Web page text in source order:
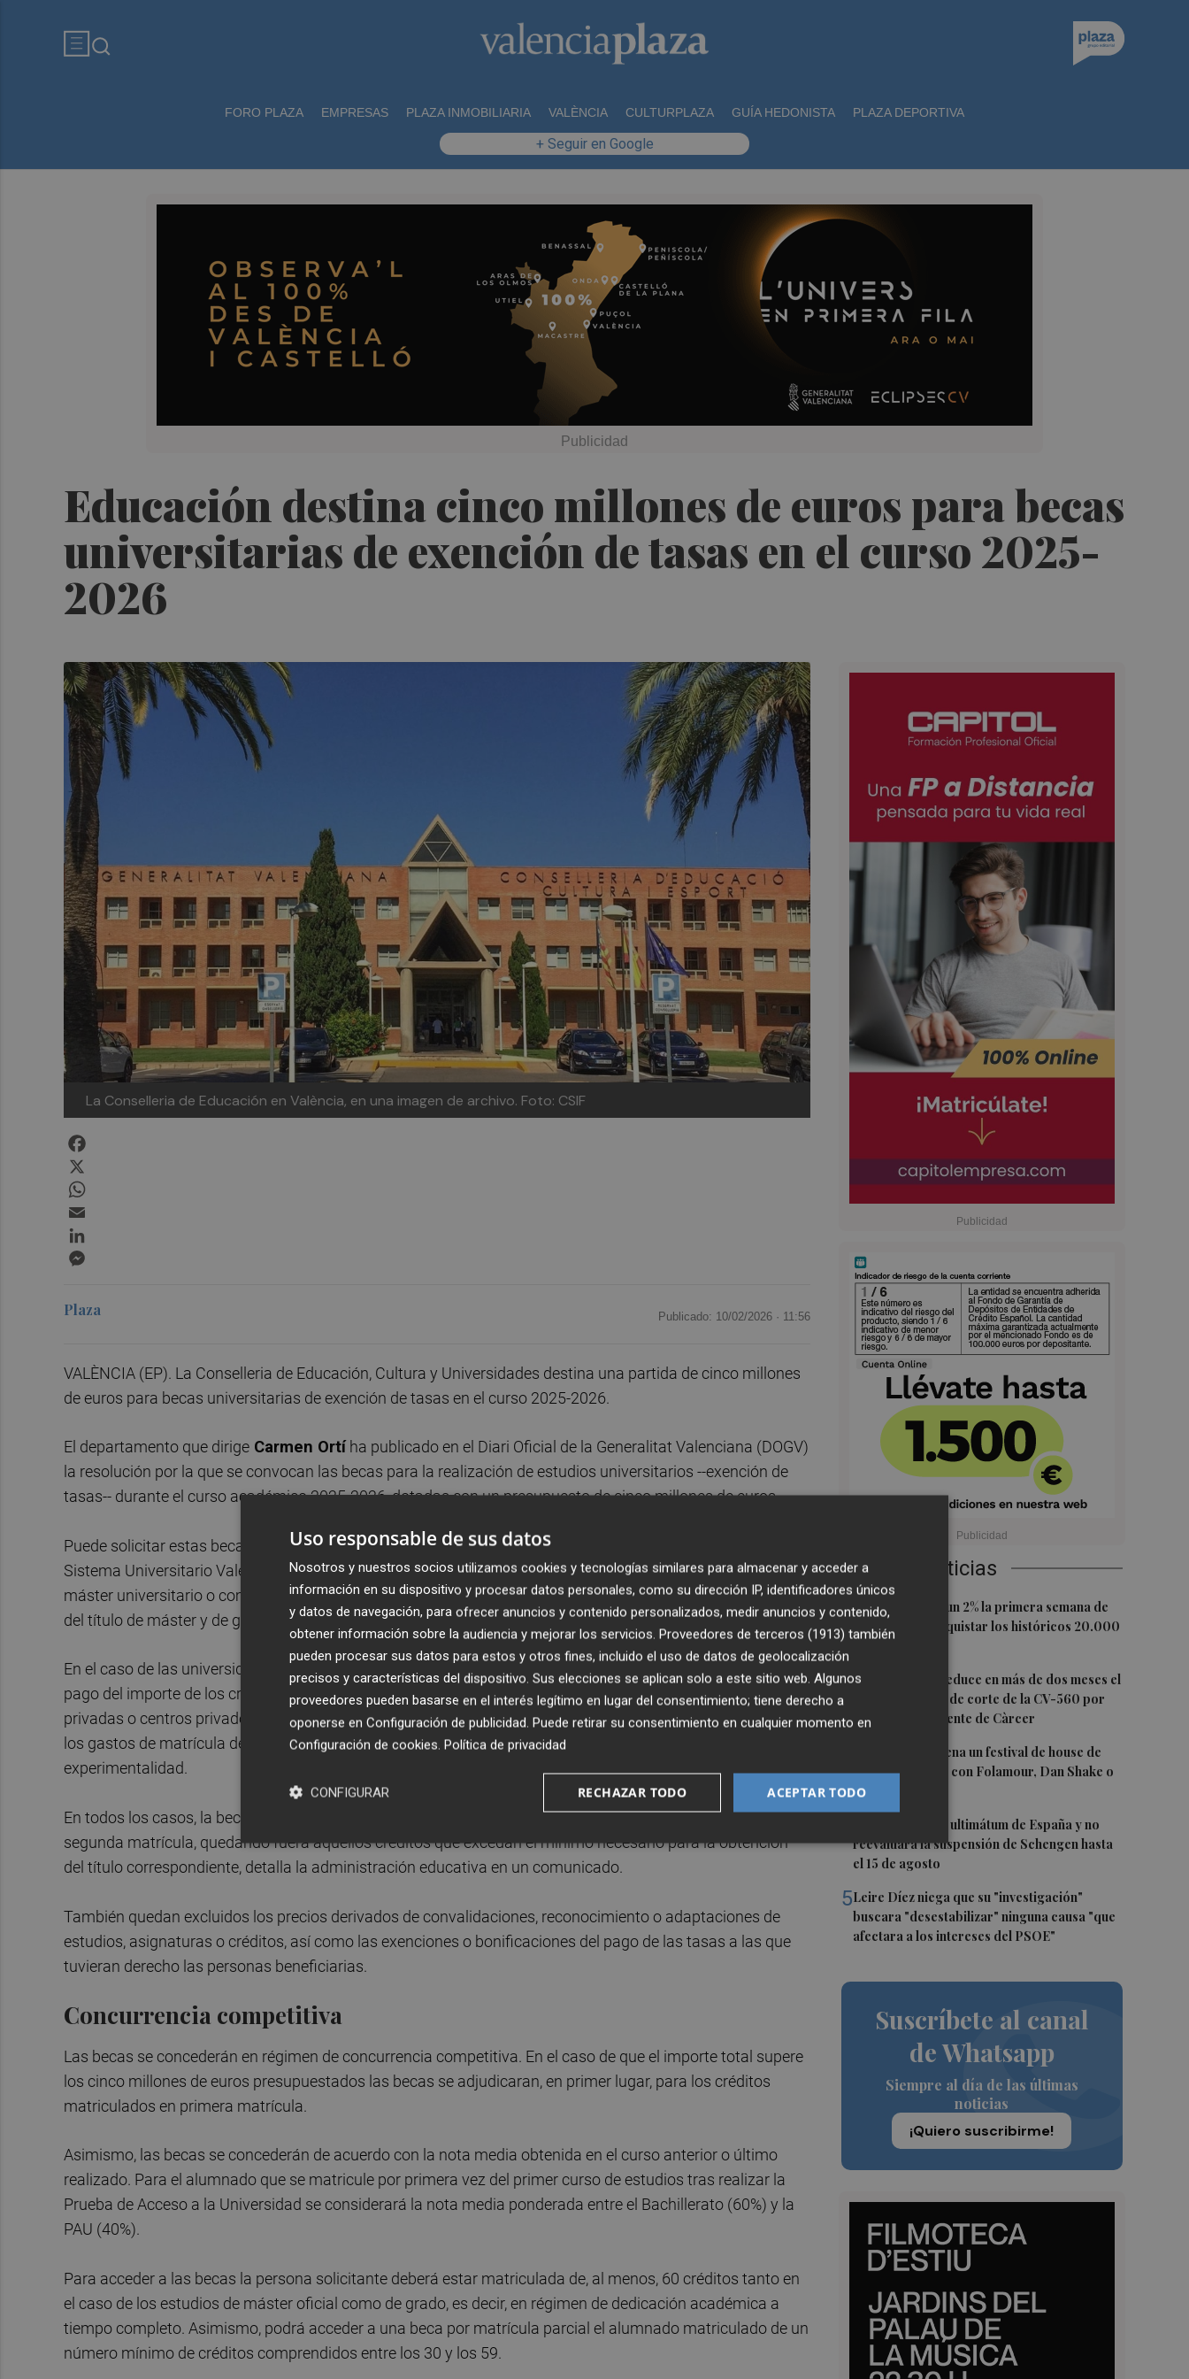
FORO PLAZA EMPRESAS PLAZA INMOBILIARIA VALÈNCIA CULTURPLAZA GUÍA HEDONISTA PLAZA DEPORTIVA
+ Seguir en Google
Educación destina cinco millones de euros para becas
universitarias de exención de tasas en el curso 2025-
2026
La Conselleria de Educación en València, en una imagen de archivo. Foto: CSIF
Últimas Noticias
1El Ibex 35 sube un 2% la primera semana de
agosto tras conquistar los históricos 20.000
2La Diputación reduce en más de dos meses el
tiempo previsto de corte de la CV-560 por
las obras del puente de Càrcer
Roig Arena estrena un festival de house de
más de 10 horas con Folamour, Dan Shake o
The Basement
Italia rechaza el ultimátum de España y no
reevaluará la suspensión de Schengen hasta
el 15 de agosto
5Leire Díez niega que su "investigación"
buscara "desestabilizar" ninguna causa "que
afectara a los intereses del PSOE"
Suscríbete al canal
de Whatsapp
Siempre al día de las últimas
noticias
¡Quiero suscribirme!
Plaza Publicado: 10/02/2026 · 11:56
VALÈNCIA (EP). La Conselleria de Educación, Cultura y Universidades destina una partida de cinco millones
de euros para becas universitarias de exención de tasas en el curso 2025-2026.
El departamento que dirige Carmen Ortíha publicado en el Diari Oficial de la Generalitat Valenciana (DOGV)
la resolución por la que se convocan las becas para la realización de estudios universitarios --exención de
tasas-- durante el curso académico 2025-2026, dotadas con un presupuesto de cinco millones de euros.
Puede solicitar estas becas el alumnado matriculado este curso en las universidades que integran el
Sistema Universitario Valenciano (públicas y privadas) y centros adscritos en estudios oficiales de grado y
máster universitario o complementos de formación y créditos complementarios para el acceso u obtención
del título de máster y de grado.
En el caso de las universidades públicas y centros públicos adscritos, la beca consistirá en la exención del
pago del importe de los créditos matriculados; por su parte, para el alumnado matriculado en universidades
privadas o centros privados adscritos a universidades públicas podrán acceder a una ayuda para el pago de
los gastos de matrícula de los créditos por una cuantía igual al precio público de un estudio con la misma
experimentalidad.
En todos los casos, la beca solo alcanzará a los créditos matriculados por el estudiantado en primera o
segunda matrícula, quedando fuera aquellos créditos que excedan el mínimo necesario para la obtención
del título correspondiente, detalla la administración educativa en un comunicado.
También quedan excluidos los precios derivados de convalidaciones, reconocimiento o adaptaciones de
estudios, asignaturas o créditos, así como las exenciones o bonificaciones del pago de las tasas a las que
tuvieran derecho las personas beneficiarias.
Concurrencia competitiva
Las becas se concederán en régimen de concurrencia competitiva. En el caso de que el importe total supere
los cinco millones de euros presupuestados las becas se adjudicaran, en primer lugar, para los créditos
matriculados en primera matrícula.
Asimismo, las becas se concederán de acuerdo con la nota media obtenida en el curso anterior o último
realizado. Para el alumnado que se matricule por primera vez del primer curso de estudios tras realizar la
Prueba de Acceso a la Universidad se considerará la nota media ponderada entre el Bachillerato (60%) y la
PAU (40%).
Para acceder a las becas la persona solicitante deberá estar matriculada de, al menos, 60 créditos tanto en
el caso de los estudios de máster oficial como de grado, es decir, en régimen de dedicación académica a
tiempo completo. Asimismo, podrá acceder a una beca por matrícula parcial el alumnado matriculado de un
número mínimo de créditos comprendidos entre los 30 y los 59.
Uso responsable de sus datos
Nosotros y nuestros socios utilizamos cookies y tecnologías similares para almacenar y acceder a
información en su dispositivo y procesar datos personales, como su dirección IP, identificadores únicos
y datos de navegación, para ofrecer anuncios y contenido personalizados, medir anuncios y contenido,
obtener información sobre la audiencia y mejorar los servicios. Proveedores de terceros (1913) también
pueden procesar sus datos para estos y otros fines, incluido el uso de datos de geolocalización
precisos y características del dispositivo. Sus elecciones se aplican solo a este sitio web. Algunos
proveedores pueden basarse en el interés legítimo en lugar del consentimiento; tiene derecho a
oponerse en Configuración de publicidad. Puede retirar su consentimiento en cualquier momento en
Configuración de cookies. Política de privacidad
ACEPTAR TODO
RECHAZAR TODO
CONFIGURAR